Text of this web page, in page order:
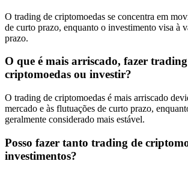
O trading de criptomoedas se concentra em
de curto prazo, enquanto o investimento visa à
prazo.
O que é mais arriscado, fazer
criptomoedas ou investir?
O trading de criptomoedas é mais arriscado
mercado e às flutuações de curto prazo,
geralmente considerado mais estável.
Posso fazer tanto trading de
investimentos?